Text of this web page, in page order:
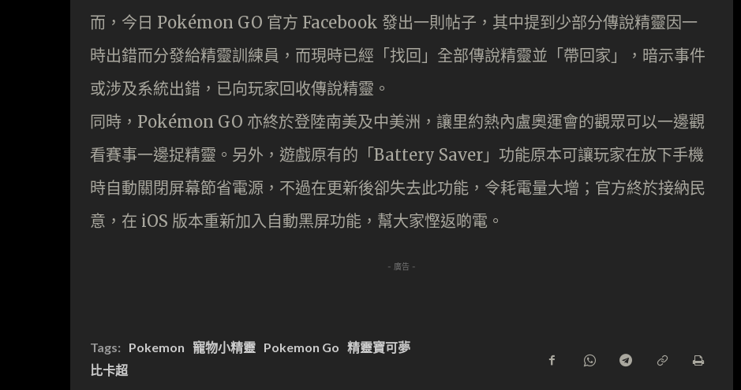
而，今日 Pokémon GO 官方 Facebook 發出一則帖子，其中提到少部分傳說精靈因一
時出錯而分發給精靈訓練員，而現時已經「找回」全部傳說精靈並「帶回家」，暗示事件
或涉及系統出錯，已向玩家回收傳說精靈。
同時，Pokémon GO 亦終於登陸南美及中美洲，讓里約熱內盧奧運會的觀眾可以一邊觀
看賽事一邊捉精靈。另外，遊戲原有的「Battery Saver」功能原本可讓玩家在放下手機
時自動關閉屏幕節省電源，不過在更新後卻失去此功能，令耗電量大增；官方終於接納民
意，在 iOS 版本重新加入自動黑屏功能，幫大家慳返啲電。
- 廣告 -
Tags: Pokemon 寵物小精靈 Pokemon Go 精靈寶可夢
比卡超